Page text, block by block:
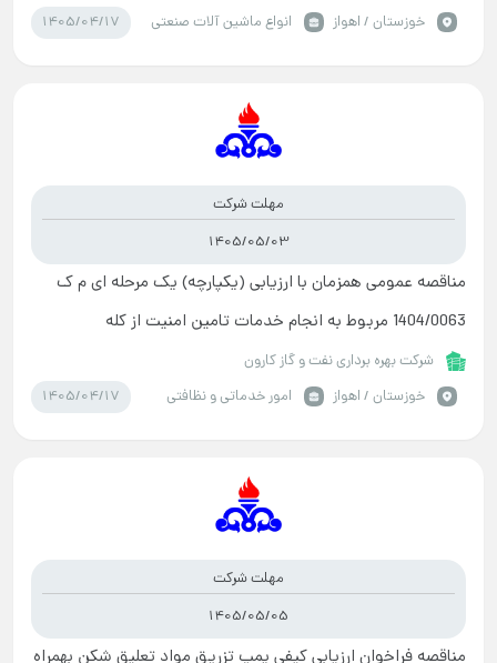
خوزستان / اهواز
انواع ماشین آلات صنعتی 1405/04/17
مهلت شرکت
1405/05/03
مناقصه عمومی همزمان با ارزیابی (یکپارچه) یک مرحله ای م ک
1404/0063 مربوط به انجام خدمات تامین امنیت از کله
ابنیه،اموال و تجهیزات موجود در حزه استحفاظی نفت و گا
شرکت بهره برداری نفت و گاز کارون
خوزستان / اهواز
امور خدماتی و نظافتی 1405/04/17
مهلت شرکت
1405/05/05
مناقصه فراخوان ارزیابی کیفی پمپ تزریق مواد تعلیق شکن بهمراه